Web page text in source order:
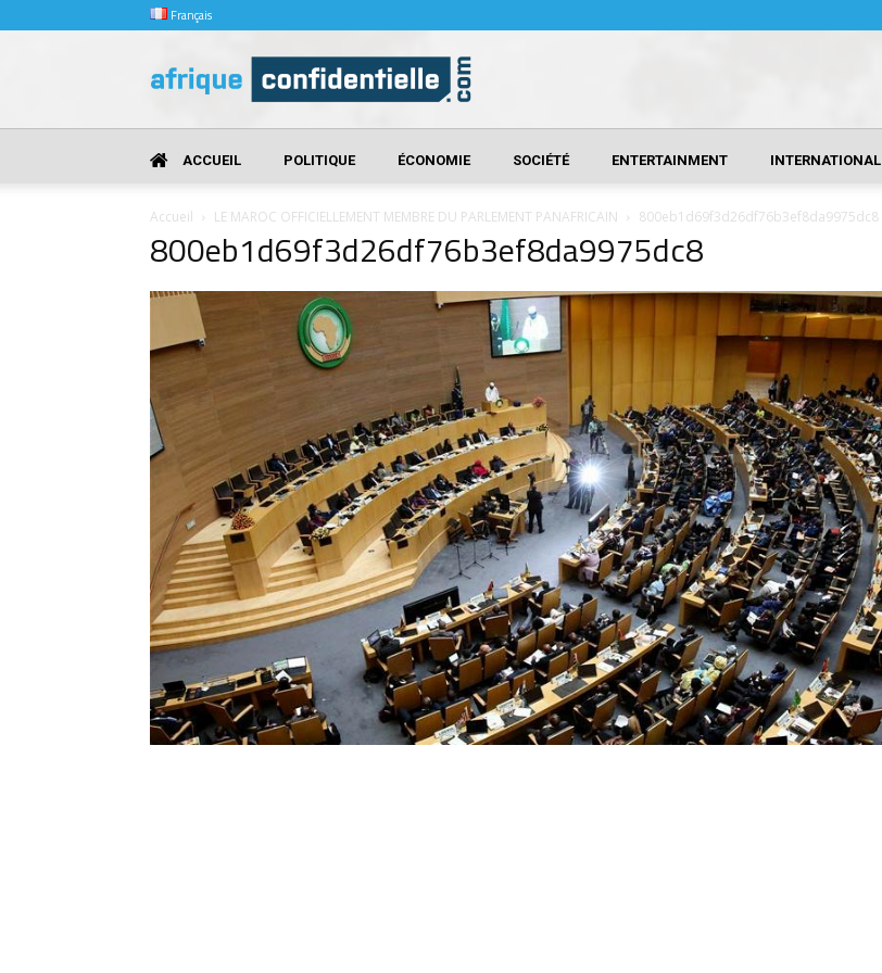
Français
Confidentielle
ACCUEIL POLITIQUE ÉCONOMIE SOCIÉTÉ ENTERTAINMENT INTERNATIONAL
Accueil LE MAROC OFFICIELLEMENT MEMBRE DU PARLEMENT PANAFRICAIN 800eb1d69f3d26df76b3ef8da9975dc8
800eb1d69f3d26df76b3ef8da9975dc8